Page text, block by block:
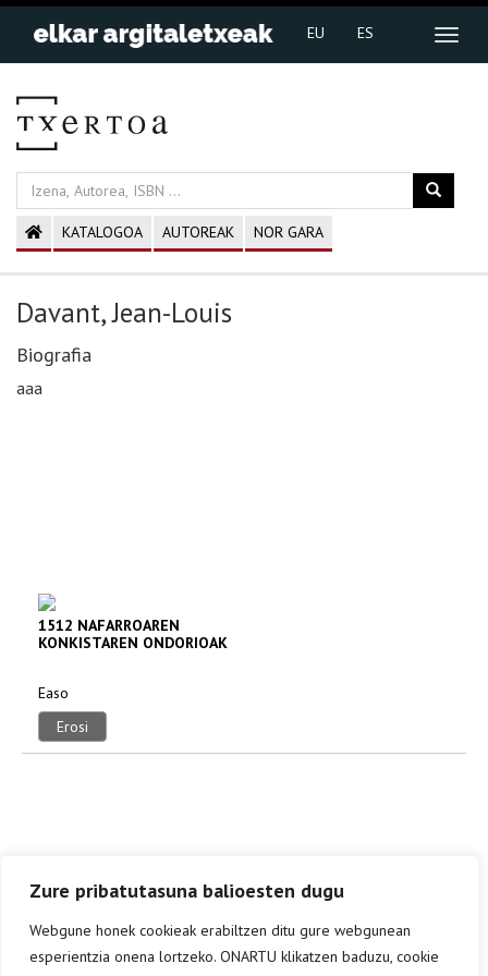
Zure pribatutasuna balioesten dugu
Webgune honek cookieak erabiltzen ditu gure webgunean
esperientzia onena lortzeko. ONARTU klikatzen baduzu, cookie
EU ES
KATALOGOA AUTOREAK NOR GARA
Davant, Jean-Louis
Biografia
aaa
1512 NAFARROAREN
KONKISTAREN ONDORIOAK
Easo
Erosi